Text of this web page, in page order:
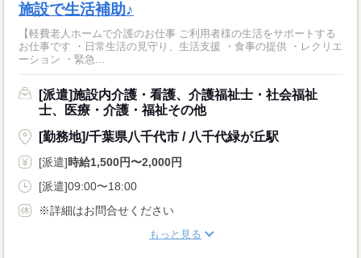
施設で生活補助♪
【軽費老人ホームで介護のお仕事 ご利用者様の生活をサポートする
お仕事です ・日常生活の見守り、生活支援 ・食事の提供 ・レクリエ
ーション ・緊急...
[派遣]施設内介護・看護、介護福祉士・社会福祉
士、医療・介護・福祉その他
[勤務地]/千葉県八千代市 / 八千代緑が丘駅
[派遣]時給1,500円〜2,000円
[派遣]09:00〜18:00
※詳細はお問合せください
もっと見る